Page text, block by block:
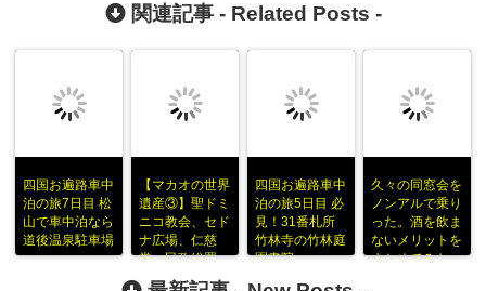
関連記事 - Related Posts -
四国お遍路車中
泊の旅7日目 松
山で車中泊なら
道後温泉駐車場
【マカオの世界
遺産③】聖ドミ
ニコ教会、セド
ナ広場、仁慈
堂、民政総署
四国お遍路車中
泊の旅5日目 必
見！31番札所
竹林寺の竹林庭
園書院
久々の同窓会を
ノンアルで乗り
った。酒を飲ま
ないメリットを
まとめてみた